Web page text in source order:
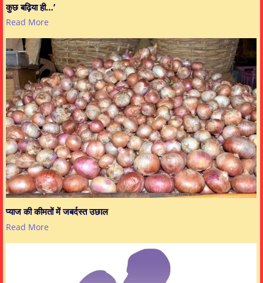
कुछ बढ़िया ही…’
Read More
प्याज की कीमतों में जबर्दस्त उछाल
Read More